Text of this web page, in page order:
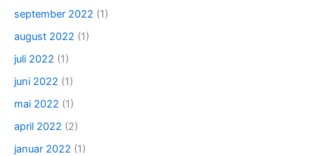
september 2022 (1)
august 2022 (1)
juli 2022 (1)
juni 2022 (1)
mai 2022 (1)
april 2022 (2)
januar 2022 (1)